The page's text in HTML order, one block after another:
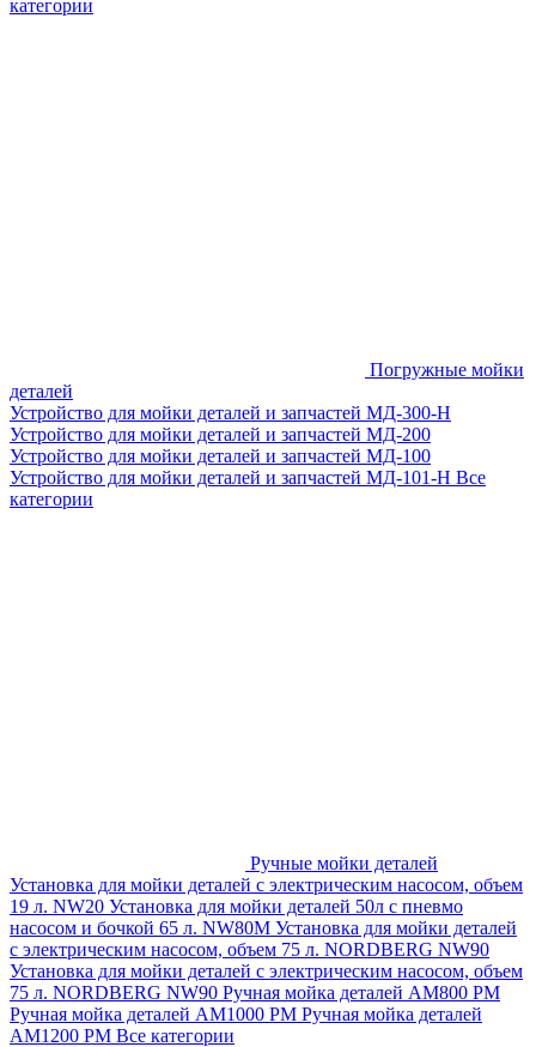
категории
Погружные мойки
деталей
Устройство для мойки деталей и запчастей МД-300-H
Устройство для мойки деталей и запчастей МД-200
Устройство для мойки деталей и запчастей МД-100
Устройство для мойки деталей и запчастей МД-101-Н Все
категории
Ручные мойки деталей
Установка для мойки деталей с электрическим насосом, объем
19 л. NW20 Установка для мойки деталей 50л с пневмо
насосом и бочкой 65 л. NW80M Установка для мойки деталей
с электрическим насосом, объем 75 л. NORDBERG NW90
Установка для мойки деталей с электрическим насосом, объем
75 л. NORDBERG NW90 Ручная мойка деталей АМ800 РМ
Ручная мойка деталей АМ1000 РМ Ручная мойка деталей
АМ1200 РМ Все категории